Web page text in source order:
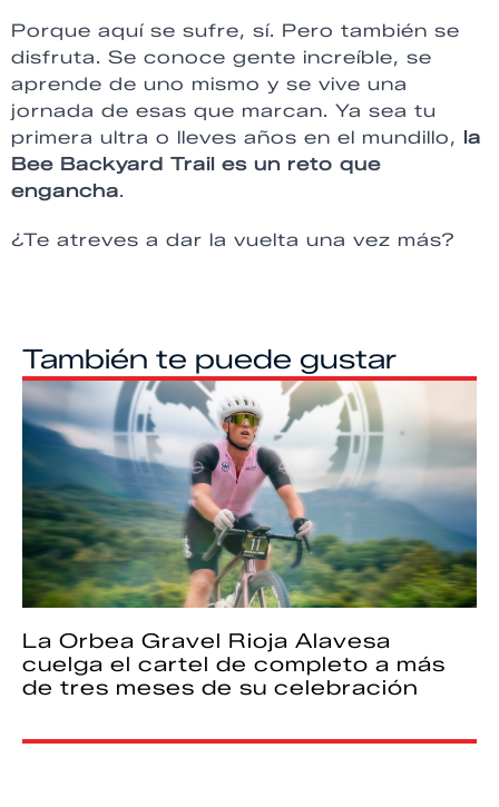
Porque aquí se sufre, sí. Pero también se
disfruta. Se conoce gente increíble, se
aprende de uno mismo y se vive una
jornada de esas que marcan. Ya sea tu
primera ultra o lleves años en el mundillo,
la
Bee Backyard Trail es un reto que
engancha.
¿Te atreves a dar la vuelta una vez más?
También te puede gustar
La Orbea Gravel Rioja Alavesa
cuelga el cartel de completo a más
de tres meses de su celebración